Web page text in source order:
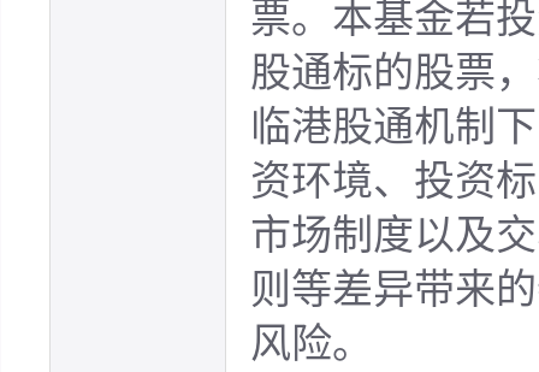
票。本基金若
股通标的股票
临港股通机制
资环境、投资
市场制度以及
则等差异带来
风险。